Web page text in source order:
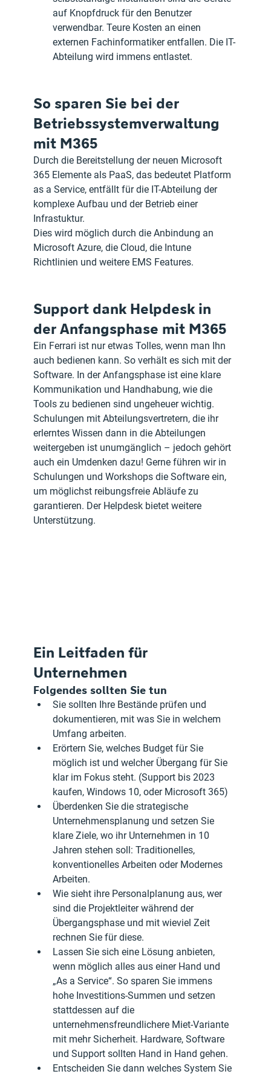
auf Knopfdruck für den Benutzer
verwendbar. Teure Kosten an einen
externen Fachinformatiker entfallen. Die IT-
Abteilung wird immens entlastet.
So sparen Sie bei der
Betriebssystemverwaltung
mit M365
Durch die Bereitstellung der neuen Microsoft
365 Elemente als PaaS, das bedeutet Platform
as a Service, entfällt für die IT-Abteilung der
komplexe Aufbau und der Betrieb einer
Infrastuktur.
Dies wird möglich durch die Anbindung an
Microsoft Azure, die Cloud, die Intune
Richtlinien und weitere EMS Features.
Support dank Helpdesk in
der Anfangsphase mit M365
Ein Ferrari ist nur etwas Tolles, wenn man Ihn
auch bedienen kann. So verhält es sich mit der
Software. In der Anfangsphase ist eine klare
Kommunikation und Handhabung, wie die
Tools zu bedienen sind ungeheuer wichtig.
Schulungen mit Abteilungsvertretern, die ihr
erlerntes Wissen dann in die Abteilungen
weitergeben ist unumgänglich – jedoch gehört
auch ein Umdenken dazu! Gerne führen wir in
Schulungen und Workshops die Software ein,
um möglichst reibungsfreie Abläufe zu
garantieren. Der Helpdesk bietet weitere
Unterstützung.
Ein Leitfaden für
Unternehmen
Folgendes sollten Sie tun
Sie sollten Ihre Bestände prüfen und
dokumentieren, mit was Sie in welchem
Umfang arbeiten.
Erörtern Sie, welches Budget für Sie
möglich ist und welcher Übergang für Sie
klar im Fokus steht. (Support bis 2023
kaufen, Windows 10, oder Microsoft 365)
Überdenken Sie die strategische
Unternehmensplanung und setzen Sie
klare Ziele, wo ihr Unternehmen in 10
Jahren stehen soll: Traditionelles,
konventionelles Arbeiten oder Modernes
Arbeiten.
Wie sieht ihre Personalplanung aus, wer
sind die Projektleiter während der
Übergangsphase und mit wieviel Zeit
rechnen Sie für diese.
Lassen Sie sich eine Lösung anbieten,
wenn möglich alles aus einer Hand und
„As a Service“. So sparen Sie immens
hohe Investitions-Summen und setzen
stattdessen auf die
unternehmensfreundlichere Miet-Variante
mit mehr Sicherheit. Hardware, Software
und Support sollten Hand in Hand gehen.
Entscheiden Sie dann welches System Sie